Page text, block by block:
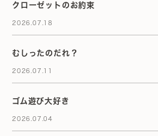
クローゼットのお約束
2026.07.18
むしったのだれ？
2026.07.11
ゴム遊び大好き
2026.07.04